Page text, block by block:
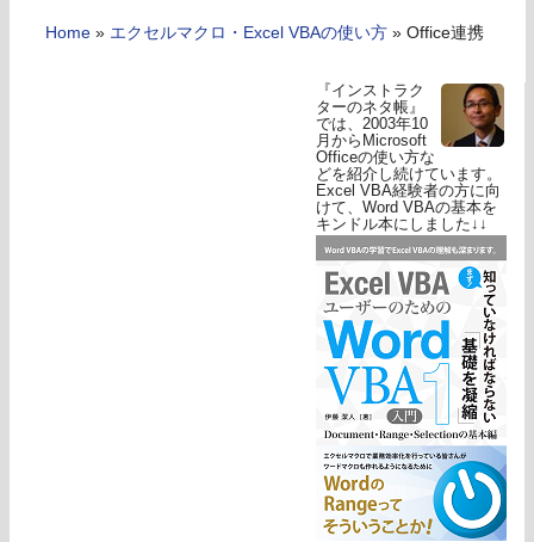
Home » エクセルマクロ・Excel VBAの使い方 » Office連携
『インストラク
ターのネタ帳』
では、2003年10
月からMicrosoft
Officeの使い方な
どを紹介し続けています。
Excel VBA経験者の方に向
けて、Word VBAの基本を
キンドル本にしました↓↓